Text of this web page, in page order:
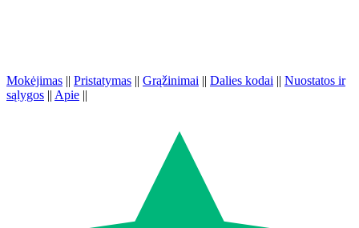
Mokėjimas || Pristatymas || Grąžinimai || Dalies kodai || Nuostatos ir
sąlygos || Apie ||